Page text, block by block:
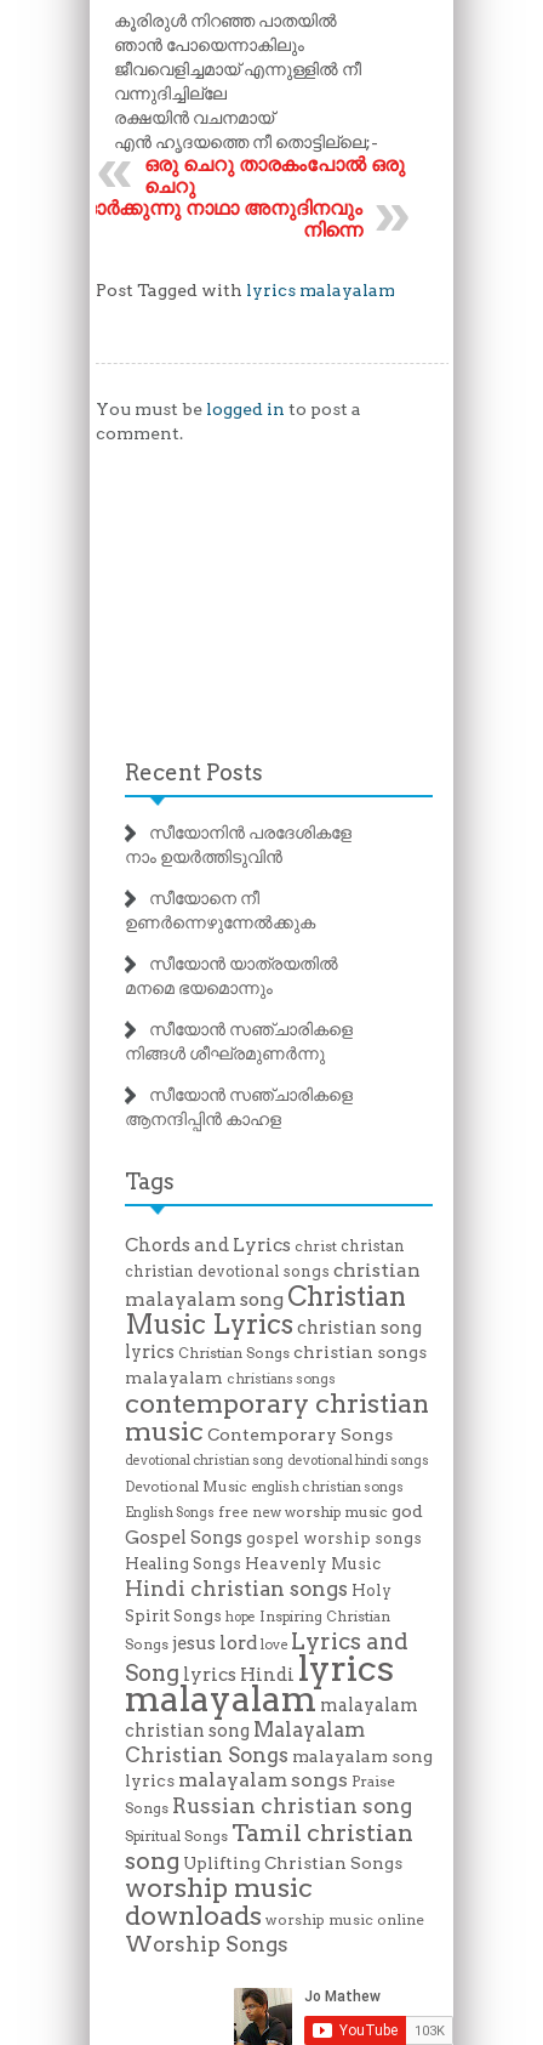
കൂരിരുൾ നിറഞ്ഞ പാതയിൽ
ഞാൻ പോയെന്നാകിലും
ജീവവെളിച്ചമായ് എന്നുള്ളിൽ നീ
വന്നുദിച്ചില്ലേ
രക്ഷയിൻ വചനമായ്
എൻ ഹൃദയത്തെ നീ തൊട്ടില്ലെ;-
ഒരു ചെറു താരകംപോൽ ഒരു
ചെറു
ഓർക്കുന്നു നാഥാ അനുദിനവും
നിന്നെ
Post Tagged with lyrics malayalam
You must be logged in to post a
comment.
Recent Posts
സീയോനിൻ പരദേശികളേ
നാം ഉയർത്തിടുവിൻ
സീയോനെ നീ
ഉണർന്നെഴുന്നേൽക്കുക
സീയോൻ യാത്രയതിൽ
മനമെ ഭയമൊന്നും
സീയോൻ സഞ്ചാരികളെ
നിങ്ങൾ ശീഘ്രമുണർന്നു
സീയോൻ സഞ്ചാരികളെ
ആനന്ദിപ്പിൻ കാഹള
Tags
Chords and Lyrics christ christan
christian devotional songs christian
malayalam song Christian
Music Lyrics christian song
lyrics Christian Songs christian songs
malayalam christians songs
contemporary christian
music Contemporary Songs
devotional christian song devotional hindi songs
Devotional Music english christian songs
English Songs free new worship music god
Gospel Songs gospel worship songs
Healing Songs Heavenly Music
Hindi christian songs Holy
Spirit Songs hope Inspiring Christian
Songs jesus lord love Lyrics and
Song lyrics Hindi lyrics
malayalam malayalam
christian song Malayalam
Christian Songs malayalam song
lyrics malayalam songs Praise
Songs Russian christian song
Spiritual Songs Tamil christian
song Uplifting Christian Songs
worship music
downloads worship music online
Worship Songs